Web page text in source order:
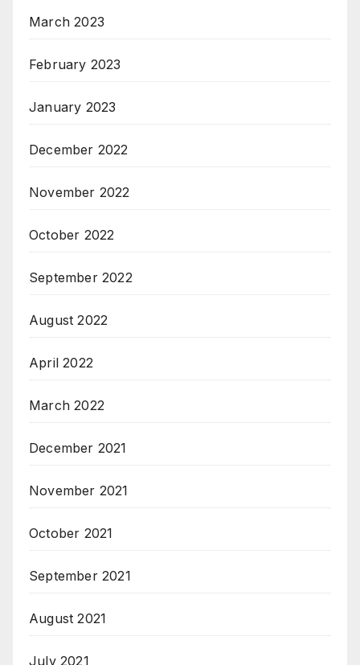
March 2023
February 2023
January 2023
December 2022
November 2022
October 2022
September 2022
August 2022
April 2022
March 2022
December 2021
November 2021
October 2021
September 2021
August 2021
July 2021